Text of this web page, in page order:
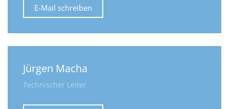
E-Mail schreiben
Jürgen Macha
Technischer Leiter